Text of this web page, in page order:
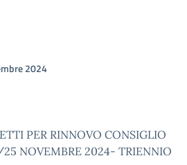
2024
PER RINNOVO CONSIGLIO
NOVEMBRE 2024- TRIENNIO